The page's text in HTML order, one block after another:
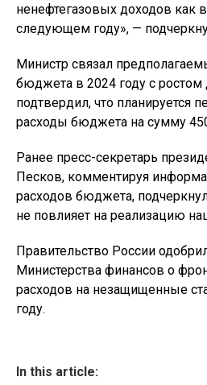
ненефтегазовых доходов как
следующем году», —
Министр связал
бюджета в 2024 году с ростом
подтвердил, что планируется
расходы бюджета на сумму
Ранее пресс-секретарь
Песков, комментируя
расходов бюджета,
не повлияет на реализацию
Правительство России
Министерства финансов о
расходов на незащищенные
году.
In this article: